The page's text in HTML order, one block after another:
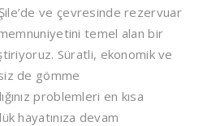
ve çevresinde rezervuar
temel alan bir
Süratli, ekonomik ve
de gömme
problemleri en kısa
hayatınıza devam